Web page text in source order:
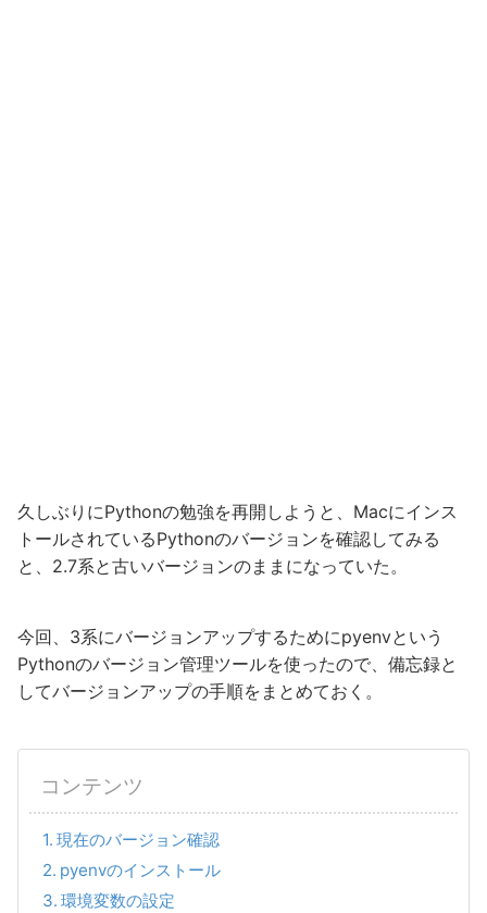
久しぶりにPythonの勉強を再開しようと、Macにインス
トールされているPythonのバージョンを確認してみる
と、2.7系と古いバージョンのままになっていた。
今回、3系にバージョンアップするためにpyenvという
Pythonのバージョン管理ツールを使ったので、備忘録と
してバージョンアップの手順をまとめておく。
コンテンツ
現在のバージョン確認
pyenvのインストール
環境変数の設定